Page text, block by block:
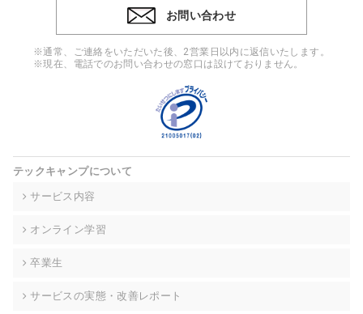
4. 個人情報の第三者提供
ンをとるために、氏名等の一部の情報をサービス内で使用する
チャットツールで発信することにより、本サービスの他の利用
者等に提供することがあります。
当社は事業運営上、前項利用目的の範囲に限って個人情報を外
高い委託先を選定し、個人情報の適正管理・機密保持について
個人情報の開示等(利用目的の通知、開示、内容の訂正・追加・
て、下記の当社問合わせ窓口に申し出ることができます。その
的な期間内に対応いたします。ただし、申請が本人確認が不可
お問い合わせ
※通常、ご連絡をいただいた後、2営業日以内に返信いたします。
※現在、電話でのお問い合わせの窓口は設けておりません。
テックキャンプについて
サービス内容
オンライン学習
卒業生
サービスの実態・改善レポート